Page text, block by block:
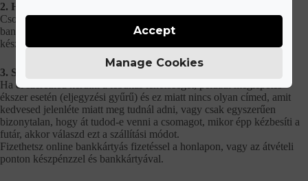
2. Házhozszállítás
Csomagod a GLS futárszolgálat szállítja ki. Fizethetsz online
bankkártyás fizetéssel a honlapon, vagy a futárnak átvételkor
készpénzzel és bankkártyával.
3. Szállítás GLS csomagpontra
Ha el szeretnéd kerülni a lebukás lehetőségét, például meglepetés
ékszer esetén (eljegyzési gyűrű) és ez miatt nincs olyan címed, amit
kedvesed jelenléte miatt meg tudnál adni, vagy csak egyszerűen
bizonytalan, hogy át tudod-e venni a csomagot, mikor épp kézbesíti a
futár, akkor válaszd ezt a szállítási módot.
Fizethetsz online bankkártyás fizetéssel a honlapon, vagy az átvételi
ponton készpénzzel és bankkártyával.
Manage Cookies
Accept